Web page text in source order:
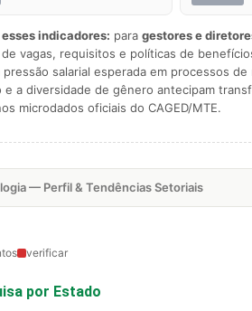
indicadores: para gestores e
vagas, requisitos e políticas de
pressão salarial esperada em processos
e a diversidade de gênero antecipam
microdados oficiais do CAGED/MTE.
— Perfil & Tendências Setoriais
verificar
por Estado